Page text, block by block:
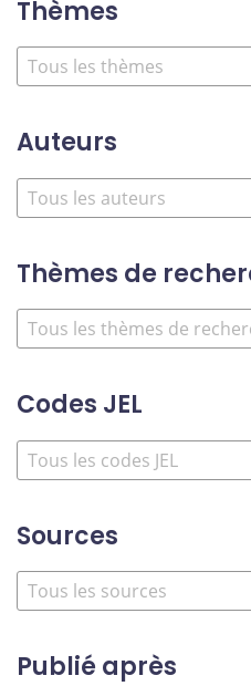
Thèmes
Auteurs
Thèmes de
Codes JEL
Sources
Publié après